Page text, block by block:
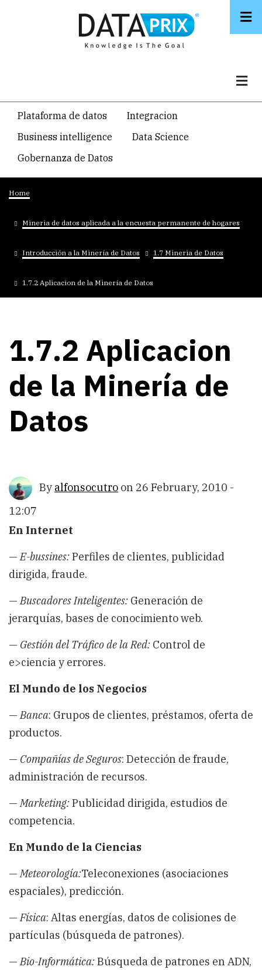
Navegacion
temática
principal
Plataforma de datos
Integracion
Business intelligence
Data Science
Gobernanza de Datos
Breadcrumb
Home
Mineria de datos aplicada a la encuesta permanente de hogares
Introducción a la Minería de Datos 1.7 Mineria de Datos
1.7.2 Aplicacion de la Minería de Datos
1.7.2 Aplicacion
de la Minería de
Datos
By alfonsocutro on 26 February, 2010 -
12:07
En Internet
—E-bussines:Perfiles de clientes, publicidad
dirigida, fraude.
—Buscadores Inteligentes: Generación de
jerarquías, bases de conocimiento web.
— Gestión del Tráfico de la Red: Control de
e>ciencia y errores.
El Mundo de los Negocios
—Banca: Grupos de clientes, préstamos, oferta de
productos.
— Compañías de Seguros: Detección de fraude,
administración de recursos.
—Marketing:Publicidad dirigida, estudios de
competencia.
En Mundo de la Ciencias
—Meteorología:Teleconexiones (asociaciones
espaciales), predicción.
—Física: Altas energías, datos de colisiones de
partículas (búsqueda de patrones).
—Bio-Informática:Búsqueda de patrones en ADN,